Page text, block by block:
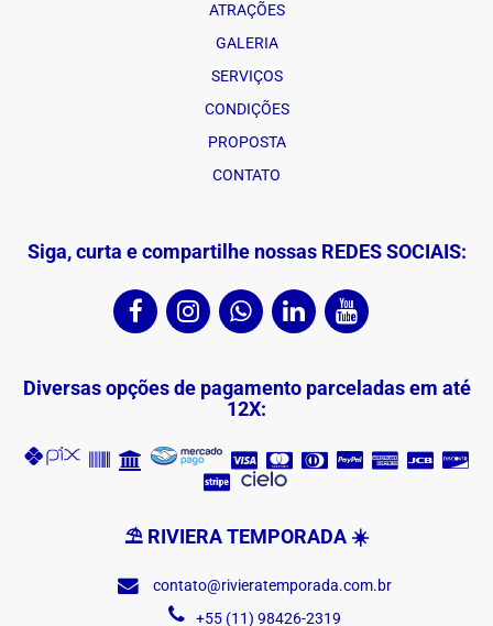
ATRAÇÕES
GALERIA
SERVIÇOS
CONDIÇÕES
PROPOSTA
CONTATO
Siga, curta e compartilhe nossas REDES SOCIAIS:
Diversas opções de pagamento parceladas em até
12X:
⛱ RIVIERA TEMPORADA ☀️
contato@rivieratemporada.com.br
+55 (11) 98426-2319